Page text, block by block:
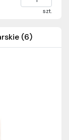
szt.
(6)